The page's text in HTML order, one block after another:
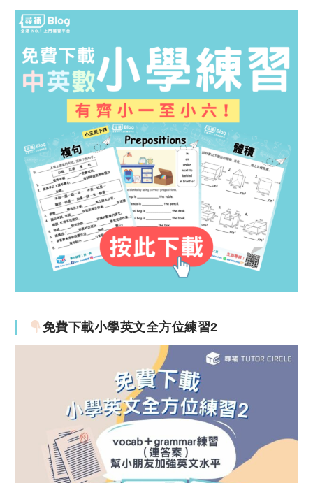
免費下載小學英文全方位練習2